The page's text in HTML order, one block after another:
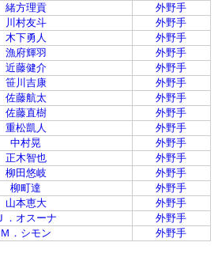
緒方理貢
外野手
川村友斗
外野手
木下勇人
外野手
漁府輝羽
外野手
近藤健介
外野手
笹川吉康
外野手
佐藤航太
外野手
佐藤直樹
外野手
重松凱人
外野手
中村晃
外野手
正木智也
外野手
柳田悠岐
外野手
柳町達
外野手
山本恵大
外野手
Ｊ．オスーナ
外野手
Ｍ．シモン 外野手